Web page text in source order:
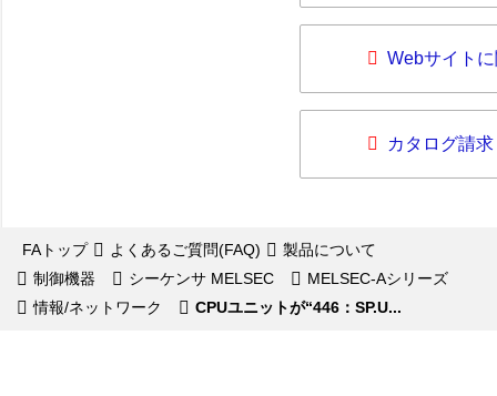
Webサイト
カタログ請求
FAトップ よくあるご質問(FAQ)
製品について
制御機器
シーケンサ MELSEC
MELSEC-Aシリーズ
情報/ネットワーク
CPUユニットが“446：SP.U...